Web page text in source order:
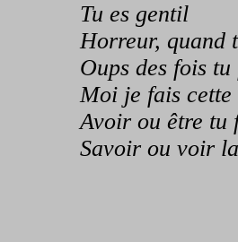
Tu es gentil
Horreur, quand
Oups des fois tu
Moi je fais cette
Avoir ou être tu
Savoir ou voir la